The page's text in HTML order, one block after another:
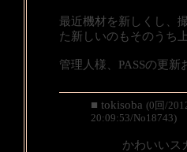
最近機材を新しくし、
た新しいのもそのうち
管理人様、PASSの更新
■ tokisoba (0回/
20:09:53/No18743)
かわいいス